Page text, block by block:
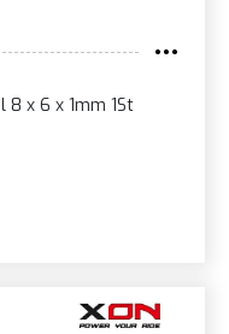
8 x 6 x 1mm 1St